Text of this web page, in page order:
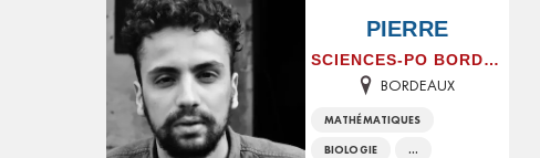
PIERRE
SCIENCES-PO BORDEAUX
BORDEAUX
MATHÉMATIQUES
BIOLOGIE ...